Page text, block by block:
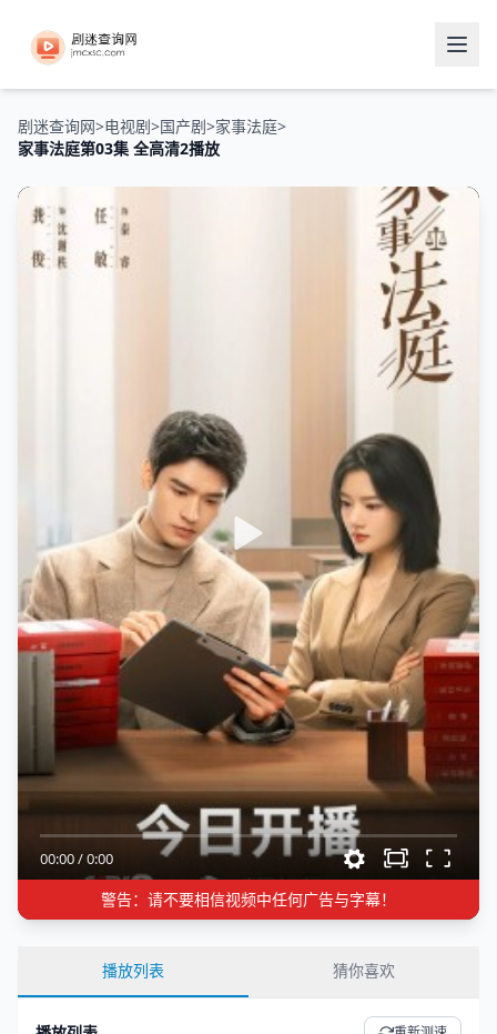
剧迷查询网>电视剧>国产剧>家事法庭>
家事法庭第03集 全高清2播放
00:00/0:00
警告：请不要相信视频中任何广告与字幕！
播放列表 猜你喜欢